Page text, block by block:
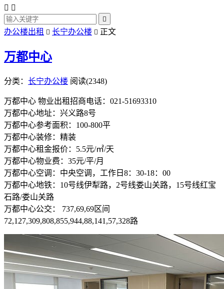
 

办公楼出租  长宁办公楼  正文
万都中心
分类： 长宁办公楼 阅读(2348)
万都中心 物业出租招商电话：021-51693310
万都中心地址：兴义路8号
万都中心参考面积：100-800平
万都中心装修：精装
万都中心租金报价：5.5元/㎡/天
万都中心物业费：35元/平/月
万都中心空调：中央空调，工作日8：30-18：00
万都中心地铁：10号线伊犁路，2号线娄山关路，15号线红宝
石路/娄山关路
万都中心公交： 737,69,69区间
72,127,309,808,855,944,88,141,57,328路